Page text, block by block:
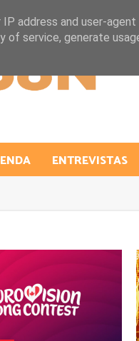
ENTREVISTAS
address and user-agent
of service, generate